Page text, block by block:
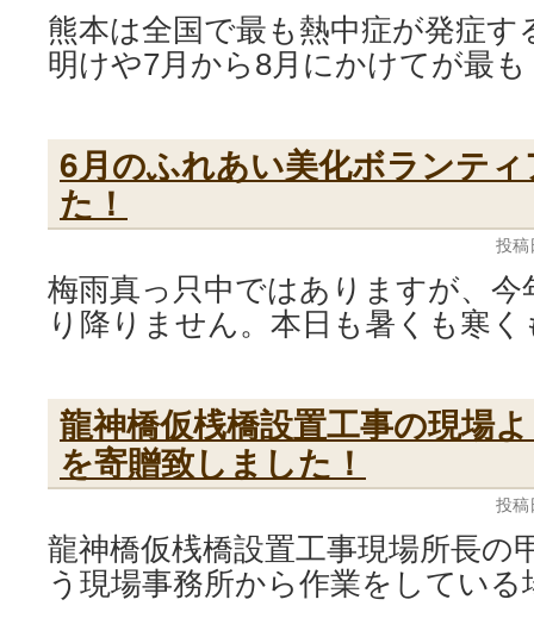
熊本は全国で最も熱中症が発症す
明けや7月から8月にかけてが最
6月のふれあい美化ボランテ
た！
投稿
梅雨真っ只中ではありますが、
り降りません。本日も暑くも寒
龍神橋仮桟橋設置工事の現場
を寄贈致しました！
投稿
龍神橋仮桟橋設置工事現場所長の
う現場事務所から作業をしてい